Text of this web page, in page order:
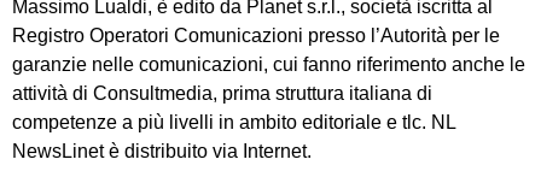
Massimo Lualdi, è edito da Planet s.r.l., società iscritta al
Registro Operatori Comunicazioni presso l’Autorità per le
garanzie nelle comunicazioni, cui fanno riferimento anche le
attività di Consultmedia, prima struttura italiana di
competenze a più livelli in ambito editoriale e tlc. NL
NewsLinet è distribuito via Internet.